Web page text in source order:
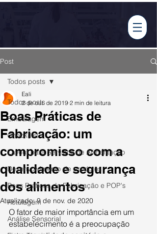
Post
Todos posts
Embalagem
Check-list
Layout para Serviços de Alimentação
Desenvolvimento de produtos
Boas Práticas de Fabricação e POP's
Rotulagem
Análise Sensorial
Todos posts
Boas Práticas de
Fabricação: um
compromisso com a
qualidade e segurança
dos alimentos
Eali
2 de out. de 2019 2 min de leitura
Atualizado:9 de nov. de 2020
O fator de maior importância em um
estabelecimento é a preocupação